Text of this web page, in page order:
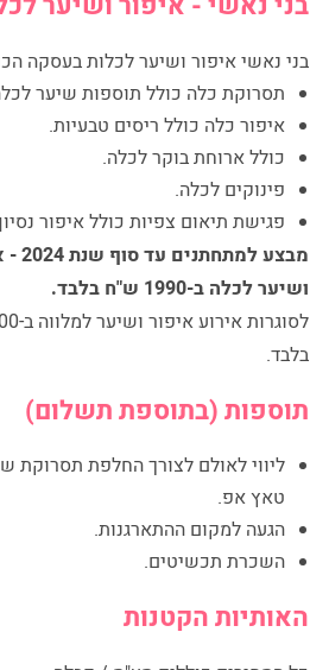
בני נאשי איפור ושיער לכלות בעסקה
תסרוקת כלה כולל תוספות שיער
איפור כלה כולל ריסים טבעיות.
כולל ארוחת בוקר לכלה.
פינוקים לכלה.
פגישת תיאום צפיות כולל איפור
מבצע
ושיער לכלה ב-1990 ש"ח בלבד.
בלבד.
תוספות (בתוספת תשלום)
ליווי לאולם לצורך החלפת תסרוקת
טאץ אפ.
הגעה למקום ההתארגנות.
השכרת תכשיטים.
האותיות הקטנות